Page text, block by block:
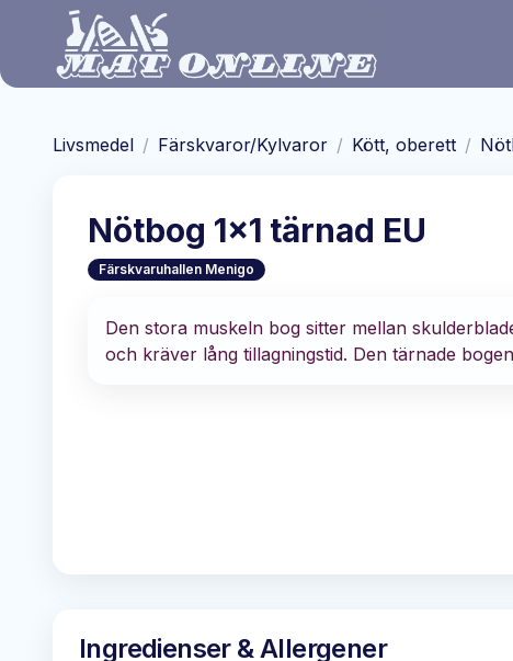
Hoppa till huvudinnehåll
Livsmedel / Färskvaror/Kylvaror / Kött, oberett /
Nötbog 1x1 tärnad EU
Färskvaruhallen Menigo
Den stora muskeln bog sitter mellan
och kräver lång tillagningstid. Den tärnade
Ingredienser & Allergener